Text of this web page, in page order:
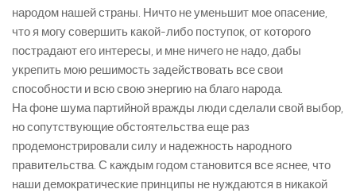
народом нашей страны. Ничто не уменьшит мое опасение,
что я могу совершить какой-либо поступок, от которого
пострадают его интересы, и мне ничего не надо, дабы
укрепить мою решимость задействовать все свои
способности и всю свою энергию на благо народа.
На фоне шума партийной вражды люди сделали свой выбор,
но сопутствующие обстоятельства еще раз
продемонстрировали силу и надежность народного
правительства. С каждым годом становится все яснее, что
наши демократические принципы не нуждаются в никакой